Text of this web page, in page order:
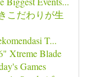
こだわりが生
T...
Xtreme Blade
Games